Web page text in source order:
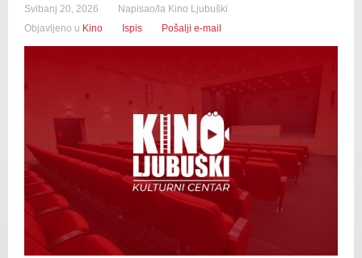
Svibanj 20, 2026
Napisao/la Kino Ljubuški
Objavljeno u Kino Ispis Pošalji e-mail